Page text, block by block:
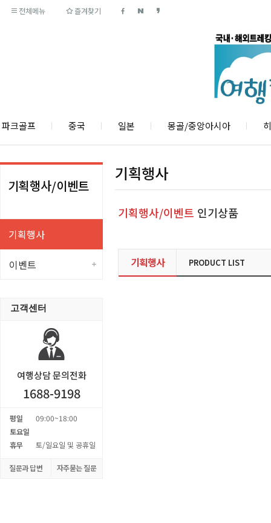
전체메뉴 즐겨찾기
파크골프 중국 일본 몽골/중앙아시아
기획행사/이벤트
기획행사
이벤트
고객센터
여행상담 문의전화
1688-9198
평일
09:00~18:00
토요일
휴무
토/일요일 및 공휴일
질문과 답변 자주묻는 질문
기획행사
기획행사/이벤트 인기상품
기획행사 PRODUCT LIST